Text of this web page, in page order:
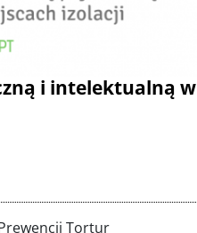
i intelektualną w
Tortur